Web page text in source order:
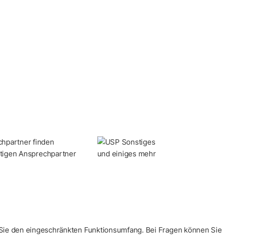
Ansprechpartner
und einiges mehr
den eingeschränkten Funktionsumfang. Bei Fragen können Sie